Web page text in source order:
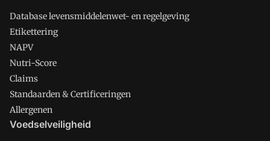
Database levensmiddelenwet- en regelgeving
Etikettering
NAPV
Nutri-Score
Claims
Standaarden & Certificeringen
Allergenen
Voedselveiligheid